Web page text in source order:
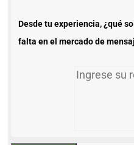
Desde tu experiencia, ¿qué
falta en el mercado de